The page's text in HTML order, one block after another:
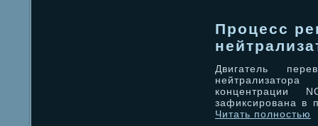
Процесс
Двигатель
концентрации
зафиксирована в
Читать полностью